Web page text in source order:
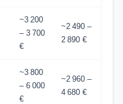
~3 200
– 3 700
€
~2 490 –
2 890 €
~3 800
– 6 000
€
~2 960 –
4 680 €